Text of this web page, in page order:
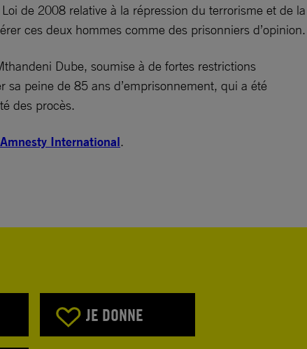
de 2008 relative à la répression du terrorisme et de la
ces deux hommes comme des prisonniers d’opinion.
Dube, soumise à de fortes restrictions
peine de 85 ans d’emprisonnement, qui a été
des procès.
Amnesty International.
JE DONNE